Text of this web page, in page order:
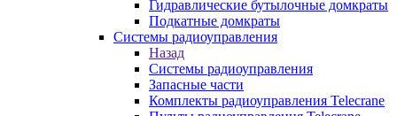
Гидравлические бутылочные домкраты
Подкатные домкраты
Системы радиоуправления
Назад
Системы радиоуправления
Запасные части
Комплекты радиоуправления Telecrane